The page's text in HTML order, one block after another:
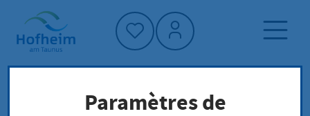
Accueil"
Paramètres de